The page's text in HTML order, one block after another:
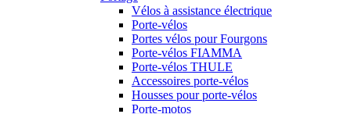
Vélos à assistance électrique
Porte-vélos
Portes vélos pour Fourgons
Porte-vélos FIAMMA
Porte-vélos THULE
Accessoires porte-vélos
Housses pour porte-vélos
Porte-motos